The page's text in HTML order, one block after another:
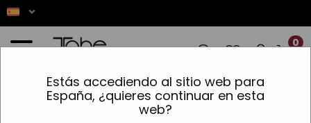
Estás accediendo al sitio web para
España, ¿quieres continuar en esta
web?
0
✨ LOS PEDIDOS REALIZADOS
»Gold Protein